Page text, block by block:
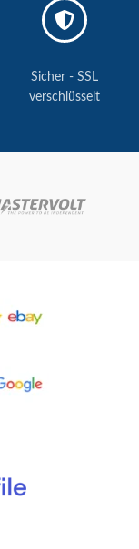
Sicher - SSL
verschlüsselt